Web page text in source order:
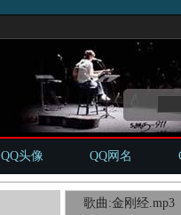
QQ头像 QQ网名
歌曲:金刚经.mp3